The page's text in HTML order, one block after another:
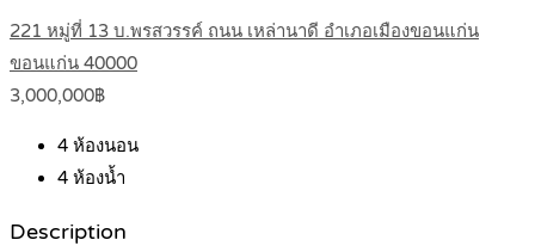
221 หมู่ที่ 13 บ.พรสวรรค์ ถนน เหล่านาดี อำเภอเมืองขอนแก่น
ขอนแก่น 40000
3,000,000฿
4 ห้องนอน
4 ห้องน้ำ
Description